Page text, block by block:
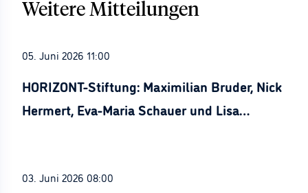
Weitere Mitteilungen
05. Juni 2026 11:00
HORIZONT-Stiftung: Maximilian Bruder, Nick
Hermert, Eva-Maria Schauer und Lisa
03. Juni 2026 08:00